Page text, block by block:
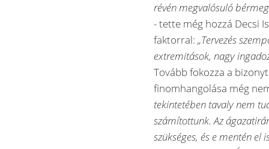
révén megvalósuló
-tette még hozzá Decsi
faktorral:„Tervezés
extremitások, nagy
Tovább fokozza a
finomhangolása még
tekintetében tavaly nem
számítottunk. Az
szükséges, és e mentén